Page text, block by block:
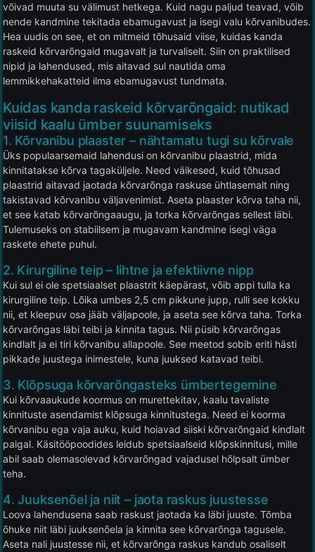
võivad muuta su välimust hetkega. Kuid nagu paljud teavad, võib
nende kandmine tekitada ebamugavust ja isegi valu kõrvanibudes.
Hea uudis on see, et on mitmeid tõhusaid viise, kuidas kanda
raskeid kõrvarõngaid mugavalt ja turvaliselt. Siin on praktilised
nipid ja lahendused, mis aitavad sul nautida oma
lemmikkehakatteid ilma ebamugavust tundmata.
Kuidas kanda raskeid kõrvarõngaid: nutikad
viisid kaalu ümber suunamiseks
1. Kõrvanibu plaaster – nähtamatu tugi su kõrvale
Üks populaarsemaid lahendusi on kõrvanibu plaastrid, mida
kinnitatakse kõrva tagaküljele. Need väikesed, kuid tõhusad
plaastrid aitavad jaotada kõrvarõnga raskuse ühtlasemalt ning
takistavad kõrvanibu väljavenimist. Aseta plaaster kõrva taha nii,
et see katab kõrvarõngaaugu, ja torka kõrvarõngas sellest läbi.
Tulemuseks on stabiilsem ja mugavam kandmine isegi väga
raskete ehete puhul.
2. Kirurgiline teip – lihtne ja efektiivne nipp
Kui sul ei ole spetsiaalset plaastrit käepärast, võib appi tulla ka
kirurgiline teip. Lõika umbes 2,5 cm pikkune jupp, rulli see kokku
nii, et kleepuv osa jääb väljapoole, ja aseta see kõrva taha. Torka
kõrvarõngas läbi teibi ja kinnita tagus. Nii püsib kõrvarõngas
kindlalt ja ei tiri kõrvanibu allapoole. See meetod sobib eriti hästi
pikkade juustega inimestele, kuna juuksed katavad teibi.
3. Klõpsuga kõrvarõngasteks ümbertegemine
Kui kõrvaaukude koormus on murettekitav, kaalu tavaliste
kinnituste asendamist klõpsuga kinnitustega. Need ei koorma
kõrvanibu ega vaja auku, kuid hoiavad siiski kõrvarõngaid kindlalt
paigal. Käsitööpoodides leidub spetsiaalseid klõpskinnitusi, mille
abil saab olemasolevad kõrvarõngad vajadusel hõlpsalt ümber
teha.
4. Juuksenõel ja niit – jaota raskus juustesse
Loova lahendusena saab raskust jaotada ka läbi juuste. Tõmba
õhuke niit läbi juuksenõela ja kinnita see kõrvarõnga tagusele.
Aseta nali juustesse nii, et kõrvarõnga raskus kandub osaliselt